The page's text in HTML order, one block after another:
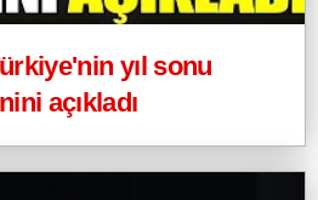
yıl sonu
açıkladı